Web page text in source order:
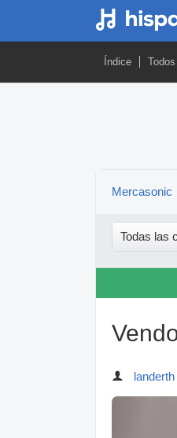
Índice
Mercasonic
Todas las
landerth